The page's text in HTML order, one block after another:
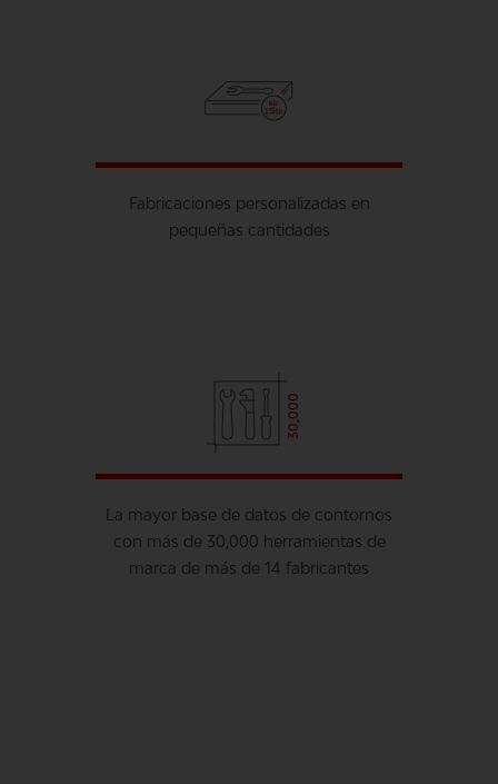
Fabricaciones personalizadas en
pequeñas cantidades
30,000
La mayor base de datos de contornos
con más de 30,000 herramientas de
marca de más de 14 fabricantes